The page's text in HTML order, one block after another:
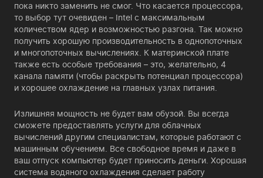
пока никто заменить не смог. Что касается процессора,
то выбор тут очевиден – Intel с максимальным
количеством ядер и возможностью разгона. Так можно
получить хорошую производительность в однопоточных
и многопоточных вычислениях. К материнской плате
также есть особые требования – это, желательно, 4
канала памяти (чтобы раскрыть потенциал процессора)
и хорошее охлаждение на главных узлах питания.
Излишняя мощность не будет вам обузой. Вы всегда
сможете предоставлять услуги для облачных
вычислений другим специалистам, которые работают с
машинным обучением. Все свободное время и даже в
ваш отпуск компьютер будет приносить деньги. Хорошая
система водяного охлаждения сделает работу